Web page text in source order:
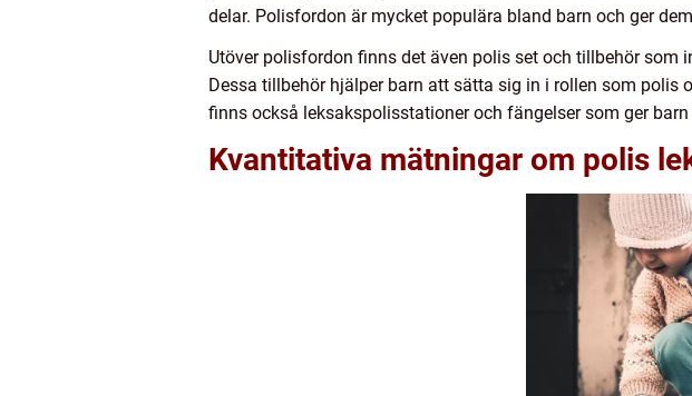
delar. Polisfordon är mycket populära bland barn och ger
Utöver polisfordon finns det även polis set och tillbehör som
Dessa tillbehör hjälper barn att sätta sig in i rollen som
finns också leksakspolisstationer och fängelser som ger
Kvantitativa mätningar om polis